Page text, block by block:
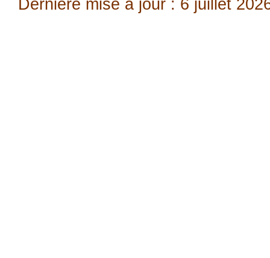
Dernière mise à jour : 6 juillet